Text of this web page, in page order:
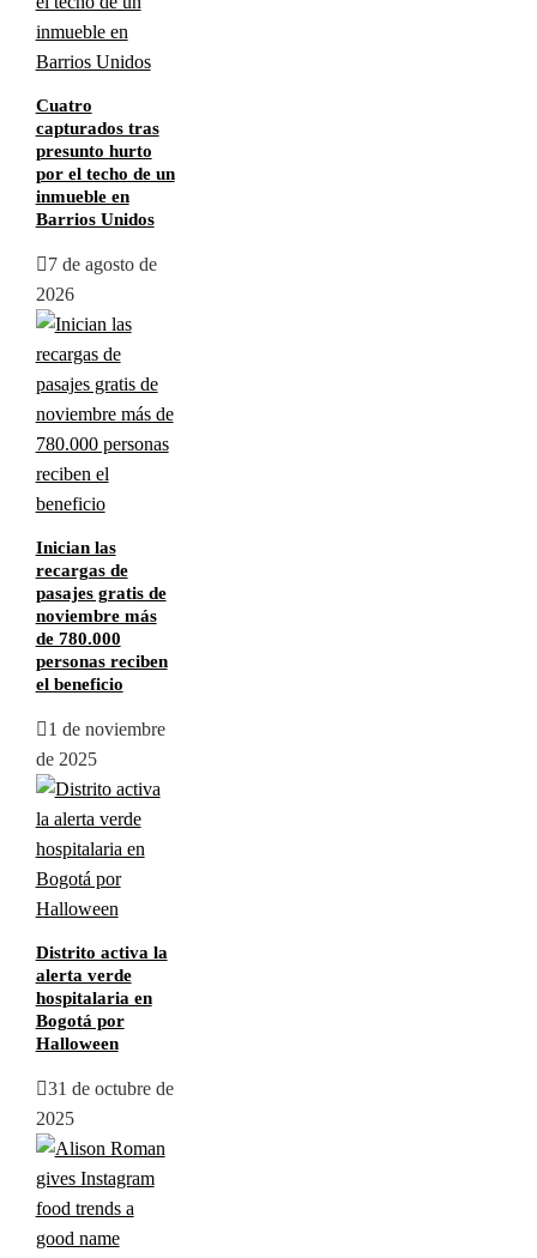
Cuatro
capturados tras
presunto hurto
por el techo de un
inmueble en
Barrios Unidos
7 de agosto de
2026
Inician las
recargas de
pasajes gratis de
noviembre más
de 780.000
personas reciben
el beneficio
1 de noviembre
de 2025
Distrito activa la
alerta verde
hospitalaria en
Bogotá por
Halloween
31 de octubre de
2025